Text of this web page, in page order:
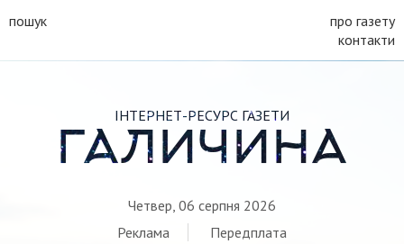
пошук
про газету
контакти
ІНТЕРНЕТ-РЕСУРС ГАЗЕТИ
ГАЛИЧИНА
Четвер, 06 серпня 2026
Реклама
Передплата